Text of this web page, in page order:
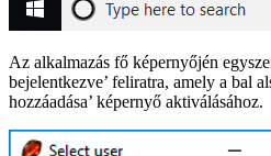
Az alkalmazás fő képernyőjén
bejelentkezve’ feliratra, amely a bal
hozzáadása’ képernyő aktiválásához.